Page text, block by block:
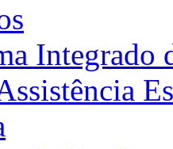
Integrado